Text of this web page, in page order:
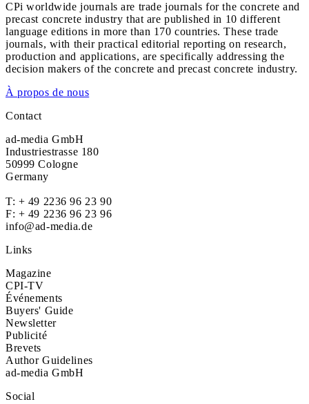
CPi worldwide journals are trade journals for the concrete and
precast concrete industry that are published in 10 different
language editions in more than 170 countries. These trade
journals, with their practical editorial reporting on research,
production and applications, are specifically addressing the
decision makers of the concrete and precast concrete industry.
À propos de nous
Contact
ad-media GmbH
Industriestrasse 180
50999 Cologne
Germany
T: + 49 2236 96 23 90
F: + 49 2236 96 23 96
info@ad-media.de
Links
Magazine
CPI-TV
Événements
Buyers' Guide
Newsletter
Publicité
Brevets
Author Guidelines
ad-media GmbH
Social